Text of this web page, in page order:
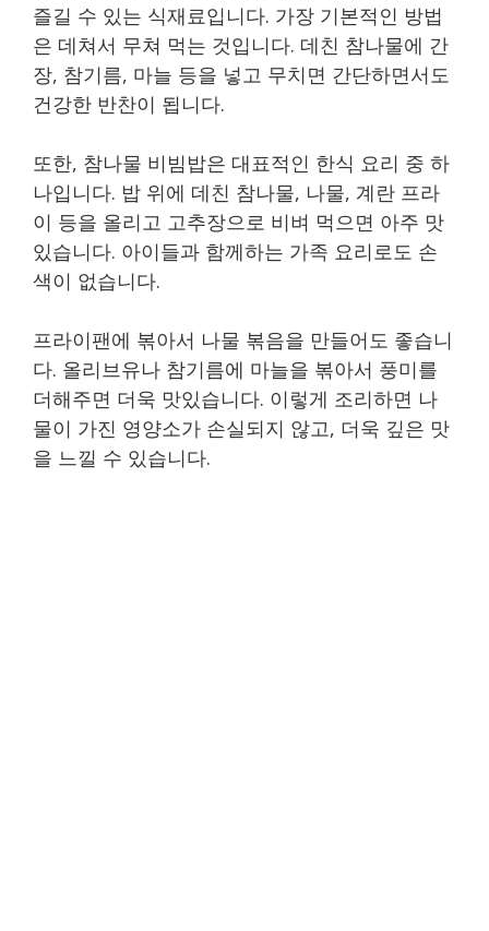
즐길 수 있는 식재료입니다. 가장 기본적인 방법
은 데쳐서 무쳐 먹는 것입니다. 데친 참나물에 간
장, 참기름, 마늘 등을 넣고 무치면 간단하면서도
건강한 반찬이 됩니다.
또한, 참나물 비빔밥은 대표적인 한식 요리 중 하
나입니다. 밥 위에 데친 참나물, 나물, 계란 프라
이 등을 올리고 고추장으로 비벼 먹으면 아주 맛
있습니다. 아이들과 함께하는 가족 요리로도 손
색이 없습니다.
프라이팬에 볶아서 나물 볶음을 만들어도 좋습니
다. 올리브유나 참기름에 마늘을 볶아서 풍미를
더해주면 더욱 맛있습니다. 이렇게 조리하면 나
물이 가진 영양소가 손실되지 않고, 더욱 깊은 맛
을 느낄 수 있습니다.